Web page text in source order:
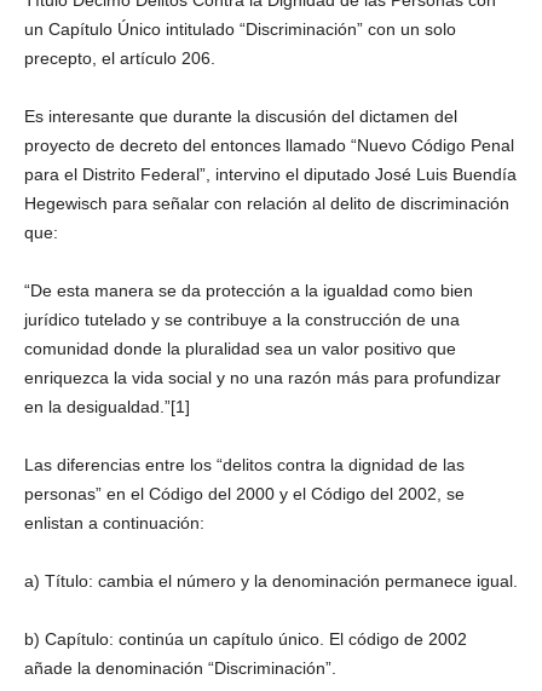
un Capítulo Único intitulado “Discriminación” con un solo
precepto, el artículo 206.
Es interesante que durante la discusión del dictamen del
proyecto de decreto del entonces llamado “Nuevo Código Penal
para el Distrito Federal”, intervino el diputado José Luis Buendía
Hegewisch para señalar con relación al delito de discriminación
que:
“De esta manera se da protección a la igualdad como bien
jurídico tutelado y se contribuye a la construcción de una
comunidad donde la pluralidad sea un valor positivo que
enriquezca la vida social y no una razón más para profundizar
en la desigualdad.”[1]
Las diferencias entre los “delitos contra la dignidad de las
personas” en el Código del 2000 y el Código del 2002, se
enlistan a continuación:
a) Título: cambia el número y la denominación permanece igual.
b) Capítulo: continúa un capítulo único. El código de 2002
añade la denominación “Discriminación”.